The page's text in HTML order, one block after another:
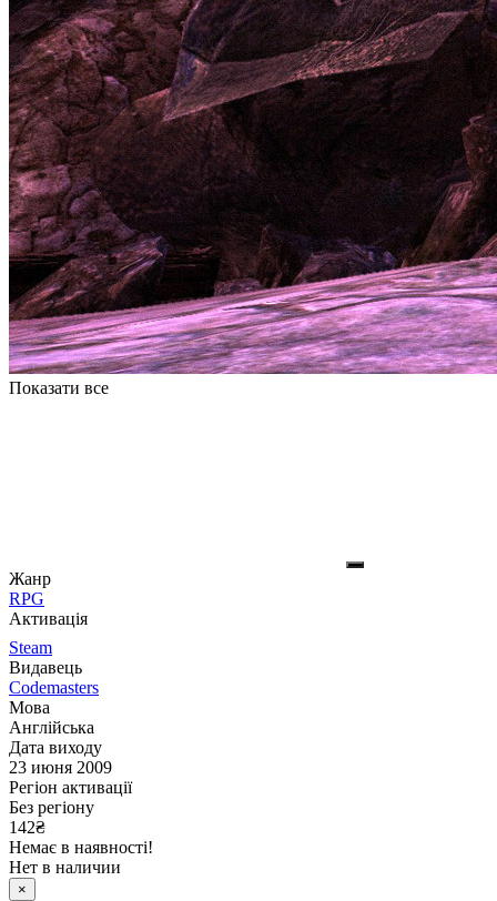
Показати все
Жанр
RPG
Активація
Steam
Видавець
Codemasters
Мова
Англійська
Дата виходу
23 июня 2009
Регіон активації
Без регіону
142₴
Немає в наявності!
Нет в наличии
×